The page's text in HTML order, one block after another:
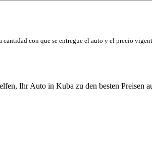
cantidad con que se entregue el auto y el precio
Ihr Auto in Kuba zu den besten Preisen